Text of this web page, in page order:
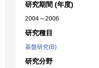
研究期間 (年度)
2004 – 2006
研究種目
基盤研究(B)
研究分野